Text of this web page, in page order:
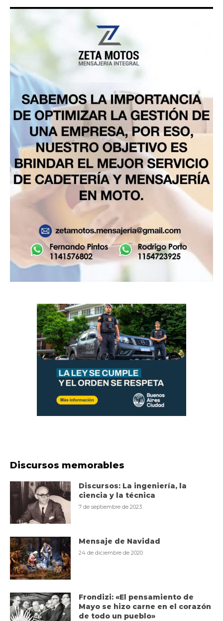
Discursos memorables
Discursos: La ingeniería, la
ciencia y la técnica
7 de septiembre de 2023
Mensaje de Navidad
24 de diciembre de 2020
Frondizi: «El pensamiento de
Mayo se hizo carne en el corazón
de todo un pueblo»